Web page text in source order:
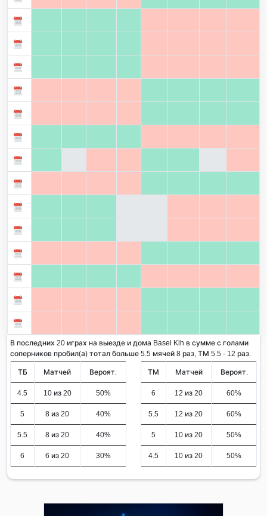
В последних 20 играх на выезде и дома Basel Klh в сумме с голами
соперников пробил(а) тотал больше 5.5 мячей 8 раз, ТМ 5.5 - 12 раз.
ТБ Матчей Вероят.
4.5 10 из 20 50%
5 8 из 20 40%
5.5 8 из 20 40%
6 6 из 20 30%
ТМ Матчей Вероят.
6 12 из 20 60%
5.5 12 из 20 60%
5 10 из 20 50%
4.5 10 из 20 50%